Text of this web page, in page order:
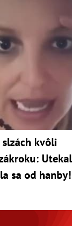
kvôli
sa od hanby!